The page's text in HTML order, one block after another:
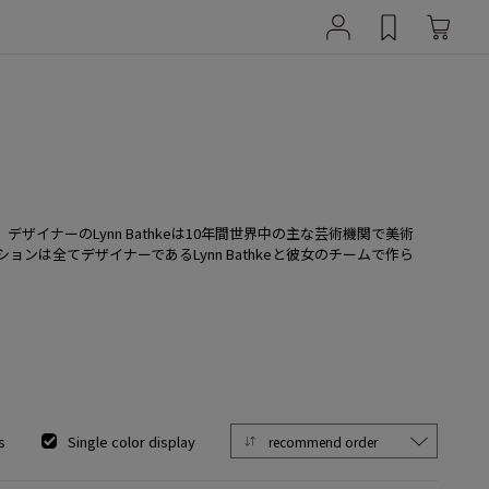
ザイナーのLynn Bathkeは10年間世界中の主な芸術機関で美術
ンは全てデザイナーであるLynn Bathkeと彼女のチームで作ら
Single color display